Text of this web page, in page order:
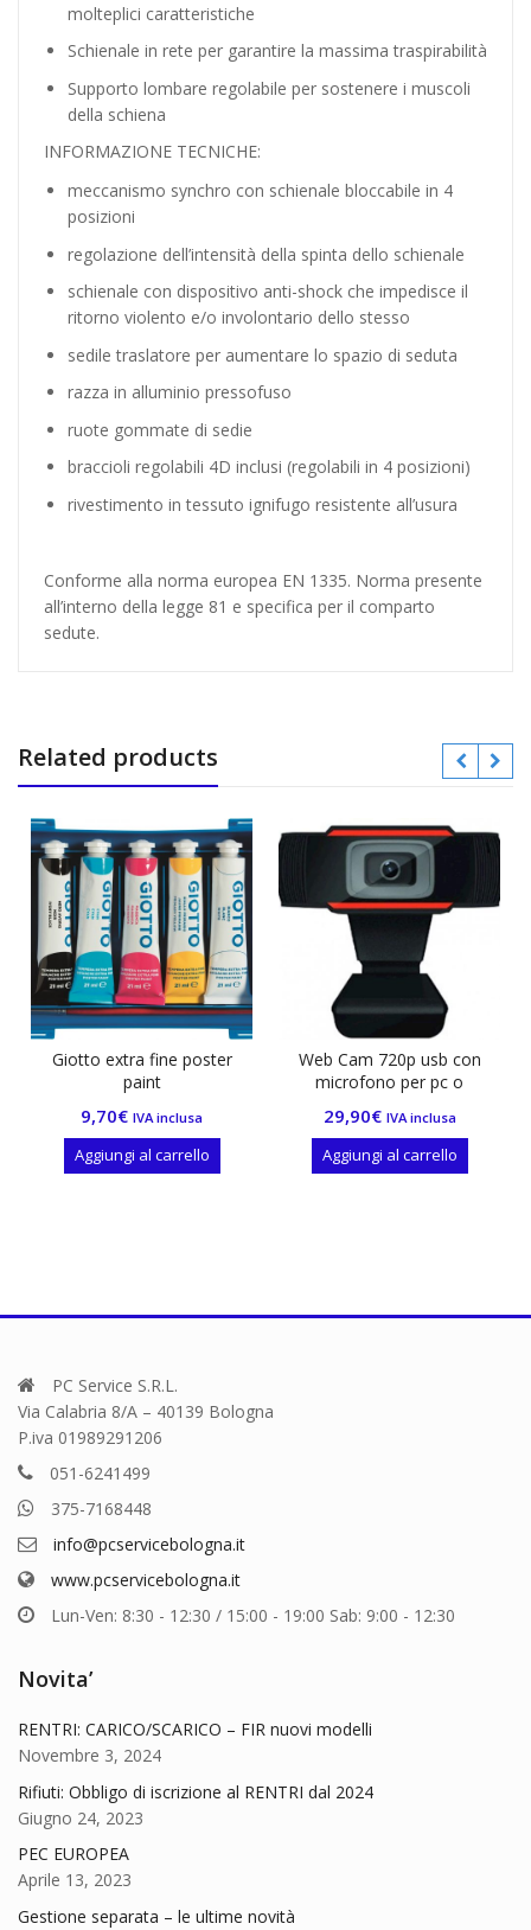
molteplici caratteristiche
Schienale in rete per garantire la massima traspirabilità
Supporto lombare regolabile per sostenere i muscoli
della schiena
INFORMAZIONE TECNICHE:
meccanismo synchro con schienale bloccabile in 4
posizioni
regolazione dell’intensità della spinta dello schienale
schienale con dispositivo anti-shock che impedisce il
ritorno violento e/o involontario dello stesso
sedile traslatore per aumentare lo spazio di seduta
razza in alluminio pressofuso
ruote gommate di sedie
braccioli regolabili 4D inclusi (regolabili in 4 posizioni)
rivestimento in tessuto ignifugo resistente all’usura
Conforme alla norma europea EN 1335. Norma presente
all’interno della legge 81 e specifica per il comparto
sedute.
Related products
fine poster
IVA inclusa
al carrello
Web Cam 720p usb con
microfono per pc o
IVA inclusa
Aggiungi al carrello
PC Service S.R.L.
Via Calabria 8/A – 40139 Bologna
P.iva 01989291206
051-6241499
375-7168448
info@pcservicebologna.it
www.pcservicebologna.it
Lun-Ven: 8:30 - 12:30 / 15:00 - 19:00 Sab: 9:00 - 12:30
Novita’
RENTRI: CARICO/SCARICO – FIR nuovi modelli
Novembre 3, 2024
Rifiuti: Obbligo di iscrizione al RENTRI dal 2024
Giugno 24, 2023
PEC EUROPEA
Aprile 13, 2023
Gestione separata – le ultime novità